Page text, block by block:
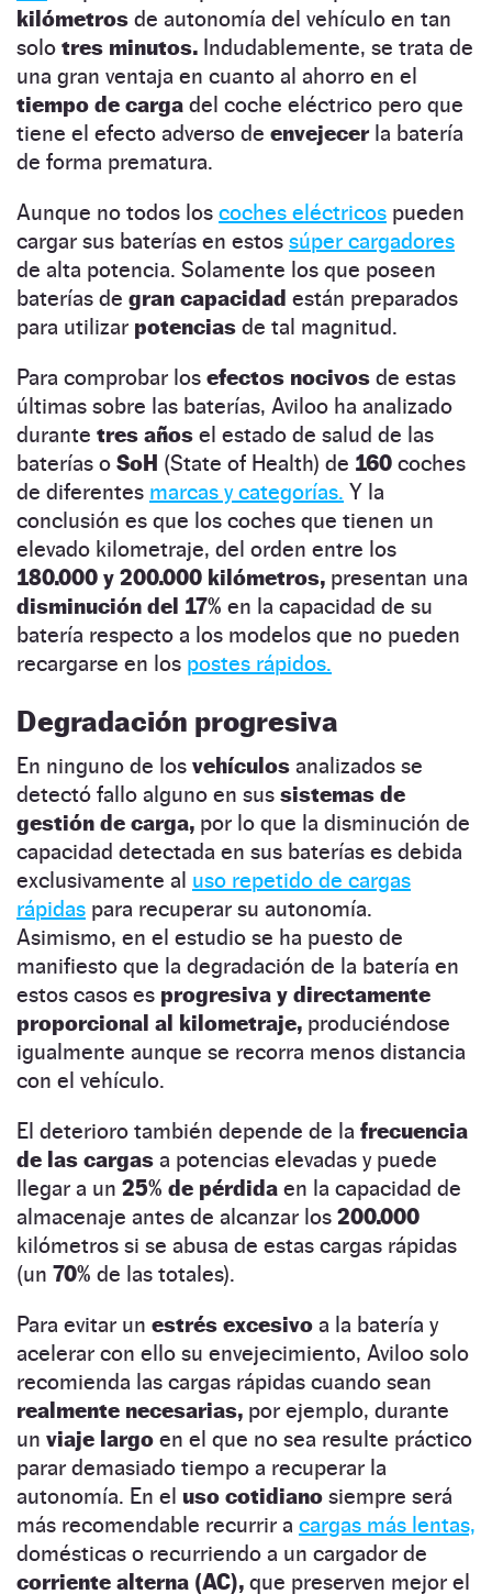
kilómetros de autonomía del vehículo en tan
solo tres minutos. Indudablemente, se trata de
una gran ventaja en cuanto al ahorro en el
tiempo de carga del coche eléctrico pero que
tiene el efecto adverso de envejecerla batería
de forma prematura.
Aunque no todos los coches eléctricos pueden
cargar sus baterías en estos súper cargadores
de alta potencia. Solamente los que poseen
baterías de gran capacidad están preparados
para utilizar potencias de tal magnitud.
Para comprobar los efectos nocivos de estas
últimas sobre las baterías, Aviloo ha analizado
durante tres años el estado de salud de las
baterías o SoH (State of Health) de 160 coches
de diferentes marcas y categorías. Y la
conclusión es que los coches que tienen un
elevado kilometraje, del orden entre los
180.000 y 200.000 kilómetros, presentan una
disminución del 17% en la capacidad de su
batería respecto a los modelos que no pueden
recargarse en los postes rápidos.
Degradación progresiva
En ninguno de los vehículos analizados se
detectó fallo alguno en sus sistemas de
gestión de carga, por lo que la disminución de
capacidad detectada en sus baterías es debida
exclusivamente al uso repetido de cargas
rápidas para recuperar su autonomía.
Asimismo, en el estudio se ha puesto de
manifiesto que la degradación de la batería en
estos casos es progresiva y directamente
proporcional al kilometraje, produciéndose
igualmente aunque se recorra menos distancia
con el vehículo.
El deterioro también depende de la frecuencia
de las cargas a potencias elevadas y puede
llegar a un 25% de pérdida en la capacidad de
almacenaje antes de alcanzar los 200.000
kilómetros si se abusa de estas cargas rápidas
(un 70% de las totales).
Para evitar un estrés excesivo a la batería y
acelerar con ello su envejecimiento, Aviloo solo
recomienda las cargas rápidas cuando sean
realmente necesarias, por ejemplo, durante
un viaje largo en el que no sea resulte práctico
parar demasiado tiempo a recuperar la
autonomía. En el uso cotidiano siempre será
más recomendable recurrir a cargas más lentas,
domésticas o recurriendo a un cargador de
corriente alterna (AC), que preserven mejor el